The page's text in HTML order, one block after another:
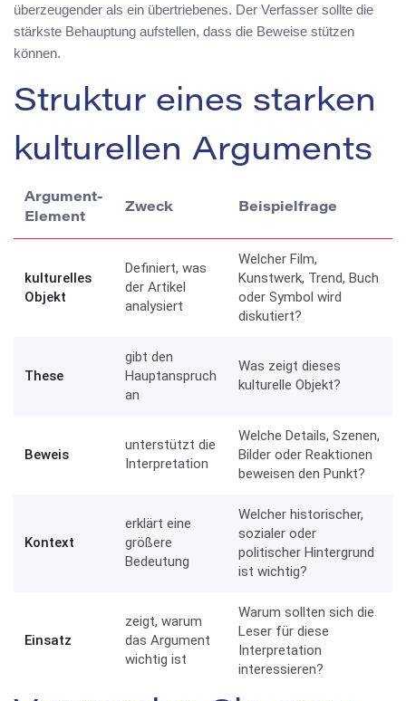
überzeugender als ein übertriebenes. Der Verfasser sollte die
stärkste Behauptung aufstellen, dass die Beweise stützen
können.
Struktur eines starken
kulturellen Arguments
Argument-
Element
Zweck Beispielfrage
kulturelles
Objekt
Definiert, was
der Artikel
analysiert
Welcher Film,
Kunstwerk, Trend, Buch
oder Symbol wird
diskutiert?
These
gibt den
Hauptanspruch
an
Was zeigt dieses
kulturelle Objekt?
Beweis
unterstützt die
Interpretation
Welche Details, Szenen,
Bilder oder Reaktionen
beweisen den Punkt?
Kontext
erklärt eine
größere
Bedeutung
Welcher historischer,
sozialer oder
politischer Hintergrund
ist wichtig?
Einsatz
zeigt, warum
das Argument
wichtig ist
Warum sollten sich die
Leser für diese
Interpretation
interessieren?